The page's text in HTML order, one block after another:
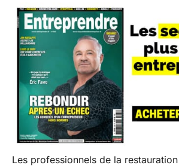
Les professionnels de la